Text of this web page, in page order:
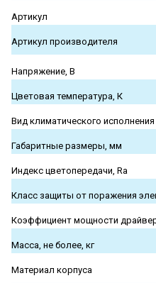
Артикул
Артикул производителя
Напряжение, В
Цветовая температура, К
Вид климатического исполнения
Габаритные размеры, мм
Индекс цветопередачи, Ra
Класс защиты от поражения
Коэффициент мощности
Масса, не более, кг
Материал корпуса